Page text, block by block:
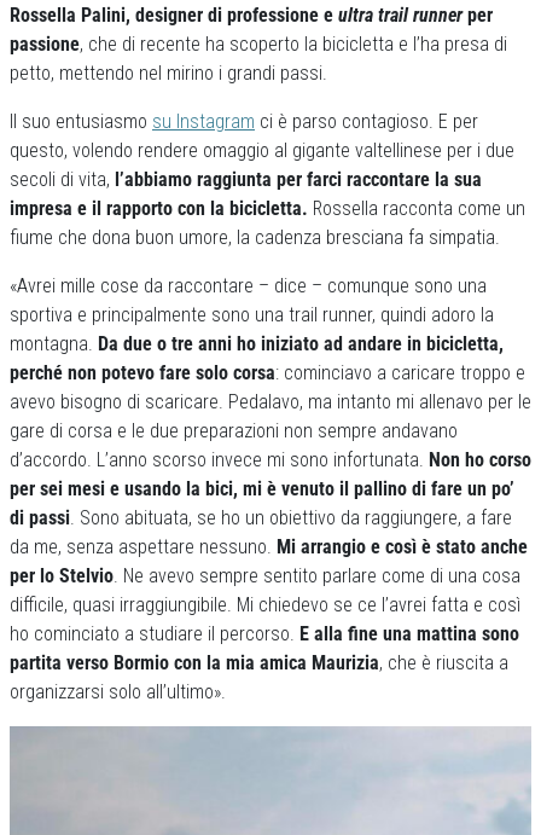
Rossella Palini, designer di professione e ultra trail runnerper
passione, che di recente ha scoperto la bicicletta e l’ha presa di
petto, mettendo nel mirino i grandi passi.
Il suo entusiasmo su Instagram ci è parso contagioso. E per
questo, volendo rendere omaggio al gigante valtellinese per i due
secoli di vita, l’abbiamo raggiunta per farci raccontare la sua
impresa e il rapporto con la bicicletta. Rossella racconta come un
fiume che dona buon umore, la cadenza bresciana fa simpatia.
«Avrei mille cose da raccontare – dice – comunque sono una
sportiva e principalmente sono una trail runner, quindi adoro la
montagna. Da due o tre anni ho iniziato ad andare in bicicletta,
perché non potevo fare solo corsa: cominciavo a caricare troppo e
avevo bisogno di scaricare. Pedalavo, ma intanto mi allenavo per le
gare di corsa e le due preparazioni non sempre andavano
d’accordo. L’anno scorso invece mi sono infortunata. Non ho corso
per sei mesi e usando la bici, mi è venuto il pallino di fare un po’
di passi. Sono abituata, se ho un obiettivo da raggiungere, a fare
da me, senza aspettare nessuno. Mi arrangio e così è stato anche
per lo Stelvio. Ne avevo sempre sentito parlare come di una cosa
difficile, quasi irraggiungibile. Mi chiedevo se ce l’avrei fatta e così
ho cominciato a studiare il percorso. E alla fine una mattina sono
partita verso Bormio con la mia amica Maurizia, che è riuscita a
organizzarsi solo all’ultimo».